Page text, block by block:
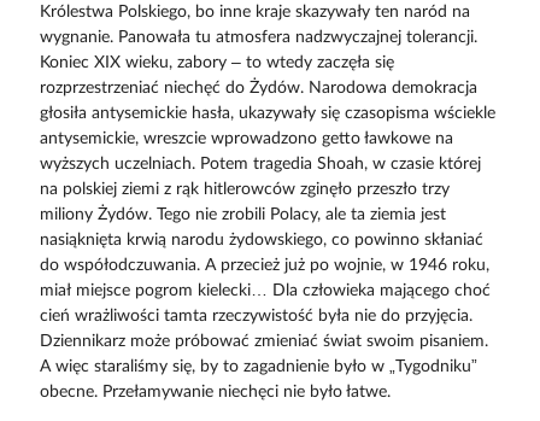
Królestwa Polskiego, bo inne kraje skazywały ten naród na
wygnanie. Panowała tu atmosfera nadzwyczajnej tolerancji.
Koniec XIX wieku, zabory – to wtedy zaczęła się
rozprzestrzeniać niechęć do Żydów. Narodowa demokracja
głosiła antysemickie hasła, ukazywały się czasopisma wściekle
antysemickie, wreszcie wprowadzono getto ławkowe na
wyższych uczelniach. Potem tragedia Shoah, w czasie której
na polskiej ziemi z rąk hitlerowców zginęło przeszło trzy
miliony Żydów. Tego nie zrobili Polacy, ale ta ziemia jest
nasiąknięta krwią narodu żydowskiego, co powinno skłaniać
do współodczuwania. A przecież już po wojnie, w 1946 roku,
miał miejsce pogrom kielecki… Dla człowieka mającego choć
cień wrażliwości tamta rzeczywistość była nie do przyjęcia.
Dziennikarz może próbować zmieniać świat swoim pisaniem.
A więc staraliśmy się, by to zagadnienie było w „Tygodniku”
obecne. Przełamywanie niechęci nie było łatwe.